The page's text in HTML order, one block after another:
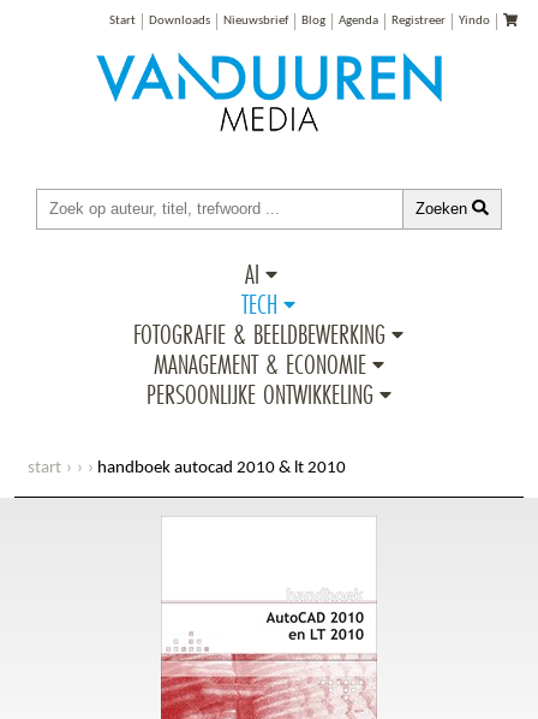
Start Downloads Nieuwsbrief Blog Agenda Registreer Yindo
Zoeken
AI
TECH
FOTOGRAFIE & BEELDBEWERKING
MANAGEMENT & ECONOMIE
PERSOONLIJKE ONTWIKKELING
start handboek autocad 2010 & lt 2010